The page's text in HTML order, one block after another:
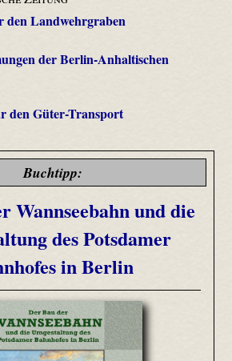
den Landwehrgraben
der Berlin-Anhaltischen
den Güter-Transport
Buchtipp:
Wannseebahn und die
des Potsdamer
in Berlin